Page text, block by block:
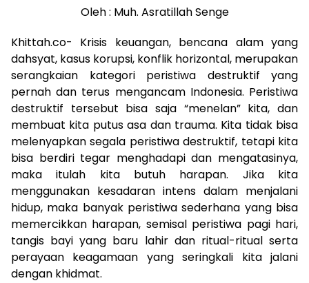
Oleh : Muh. Asratillah Senge
Khittah.co- Krisis keuangan, bencana alam yang
dahsyat, kasus korupsi, konflik horizontal, merupakan
serangkaian kategori peristiwa destruktif yang
pernah dan terus mengancam Indonesia. Peristiwa
destruktif tersebut bisa saja “menelan” kita, dan
membuat kita putus asa dan trauma. Kita tidak bisa
melenyapkan segala peristiwa destruktif, tetapi kita
bisa berdiri tegar menghadapi dan mengatasinya,
maka itulah kita butuh harapan. Jika kita
menggunakan kesadaran intens dalam menjalani
hidup, maka banyak peristiwa sederhana yang bisa
memercikkan harapan, semisal peristiwa pagi hari,
tangis bayi yang baru lahir dan ritual-ritual serta
perayaan keagamaan yang seringkali kita jalani
dengan khidmat.